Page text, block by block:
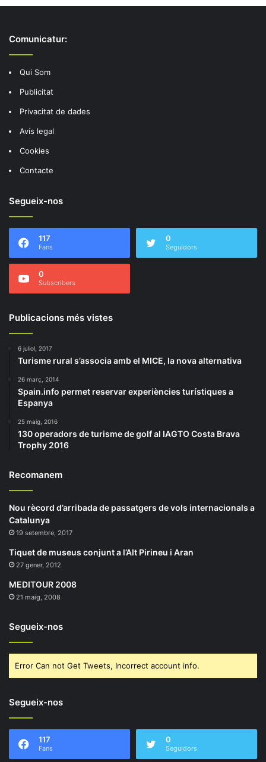
Comunicatur:
Qui Som
Publicitat
Privacitat de dades
Avís legal
Cookies
Contacte
Segueix-nos
117
Fans
0
Seguidors
0
Subscribers
Publicacions més vistes
6 juliol, 2017
Turisme rural s’associa amb el MICE, la nova alternativa
26 març, 2014
Spain.info permet reservar experiències turístiques a
Espanya
25 maig, 2016
130 operadors de turisme de golf al IAGTO Costa Brava
Trophy 2016
Recomanem
Nou rècord d’arribada de passatgers de vols internacionals a
Catalunya
19 setembre, 2017
Tiquet de museus conjunt a l’Alt Pirineu i Aran
27 gener, 2012
MEDITOUR 2008
21 maig, 2008
Segueix-nos
Error Can not Get Tweets, Incorrect account info.
Segueix-nos
117
Fans
0
Seguidors